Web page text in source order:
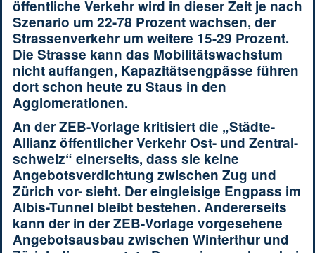
öffentliche Verkehr wird in dieser Zeit je nach
Szenario um 22-78 Prozent wachsen, der
Strassenverkehr um weitere 15-29 Prozent.
Die Strasse kann das Mobilitätswachstum
nicht auffangen, Kapazitätsengpässe führen
dort schon heute zu Staus in den
Agglomerationen.
An der ZEB-Vorlage kritisiert die „Städte-
Allianz öffentlicher Verkehr Ost- und Zentral-
schweiz“ einerseits, dass sie keine
Angebotsverdichtung zwischen Zug und
Zürich vor- sieht. Der eingleisige Engpass im
Albis-Tunnel bleibt bestehen. Andererseits
kann der in der ZEB-Vorlage vorgesehene
Angebotsausbau zwischen Winterthur und